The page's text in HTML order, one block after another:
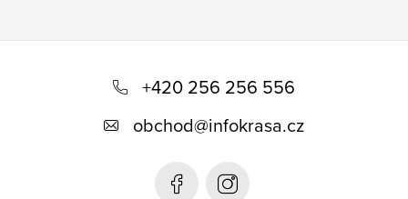
+420 256 256 556
obchod@infokrasa.cz